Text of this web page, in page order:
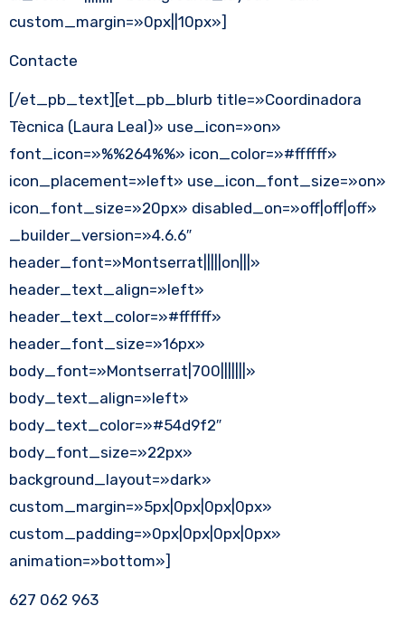
custom_margin=»0px||10px»]
Contacte
[/et_pb_text][et_pb_blurb title=»Coordinadora
Tècnica (Laura Leal)» use_icon=»on»
font_icon=»%%264%%» icon_color=»#ffffff»
icon_placement=»left» use_icon_font_size=»on»
icon_font_size=»20px» disabled_on=»off|off|off»
_builder_version=»4.6.6″
header_font=»Montserrat|||||on|||»
header_text_align=»left»
header_text_color=»#ffffff»
header_font_size=»16px»
body_font=»Montserrat|700|||||||»
body_text_align=»left»
body_text_color=»#54d9f2″
body_font_size=»22px»
background_layout=»dark»
custom_margin=»5px|0px|0px|0px»
custom_padding=»0px|0px|0px|0px»
animation=»bottom»]
627 062 963